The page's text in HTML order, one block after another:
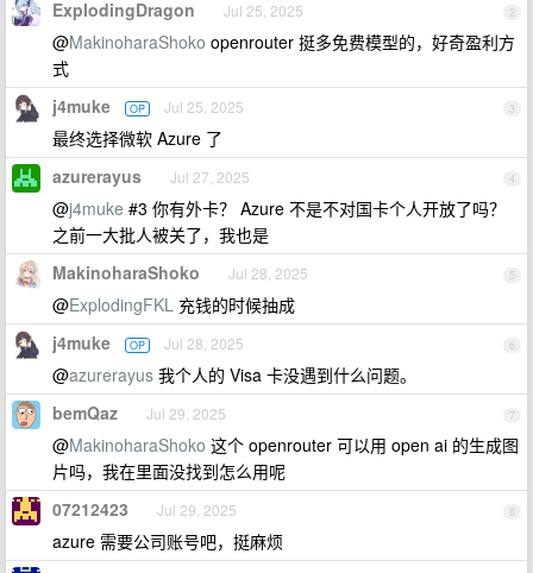
2
ExplodingDragon Jul 25, 2025
@MakinoharaShoko openrouter 挺多免费模型的，好奇盈利方
式
3
j4muke OP Jul 25, 2025
最终选择微软 Azure 了
4
azurerayus Jul 27, 2025
@j4muke #3 你有外卡？ Azure 不是不对国卡个人开放了吗？
之前一大批人被关了，我也是
5
MakinoharaShoko Jul 28, 2025
@ExplodingFKL 充钱的时候抽成
6
j4muke OP Jul 28, 2025
@azurerayus 我个人的 Visa 卡没遇到什么问题。
7
bemQaz Jul 29, 2025
@MakinoharaShoko 这个 openrouter 可以用 open ai 的生成图
片吗，我在里面没找到怎么用呢
8
07212423 Jul 29, 2025
azure 需要公司账号吧，挺麻烦